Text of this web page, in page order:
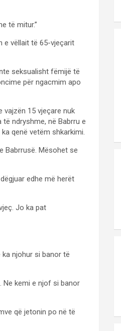
të mitur.”
e vëllait të 65-vjeçarit
seksualisht fëmijë të
për ngacmim apo
vajzën 15 vjeçare nuk
ndryshme, në Babrru e
qenë vetëm shkarkimi.
Babrrusë. Mësohet se
edhe më herët
Jo ka pat
njohur si banor të
Ne kemi e njof si banor
që jetonin po në të